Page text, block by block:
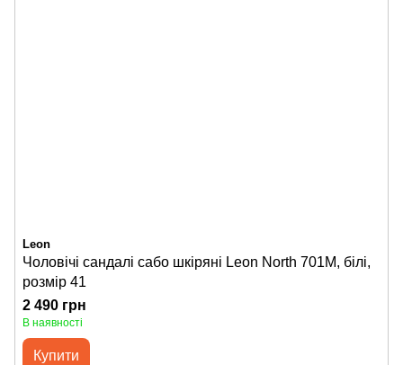
Leon
Чоловічі сандалі сабо шкіряні Leon North 701M, білі,
розмір 41
2 490 грн
В наявності
Купити